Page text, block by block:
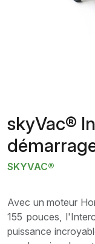
skyVac®
SKYVAC®
Avec un moteur
155 pouces,
puissance